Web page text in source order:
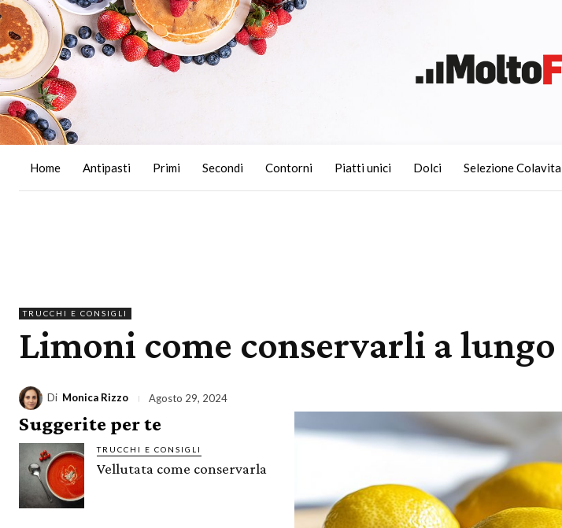
Home Antipasti Primi Secondi Contorni Piatti unici Dolci Selezione Colavita
TRUCCHI E CONSIGLI
Limoni come conservarli a lungo
Di Monica Rizzo Agosto 29, 2024
Suggerite per te
TRUCCHI E CONSIGLI
Vellutata come conservarla